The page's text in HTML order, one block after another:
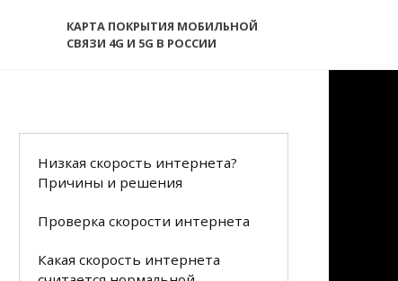
КАРТА ПОКРЫТИЯ МОБИЛЬНОЙ
СВЯЗИ 4G И 5G В РОССИИ
Низкая скорость интернета?
Причины и решения
Проверка скорости интернета
Какая скорость интернета